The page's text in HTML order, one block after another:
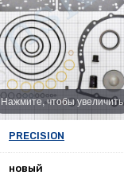
Нажмите, чтобы увеличить
PRECISION
новый